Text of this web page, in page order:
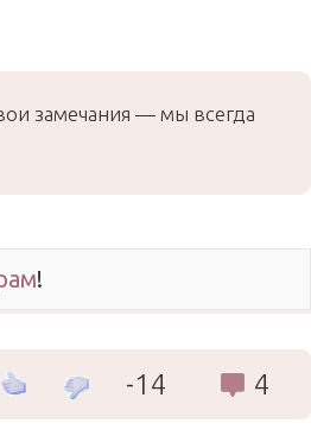
замечания — мы всегда
!
-14 4